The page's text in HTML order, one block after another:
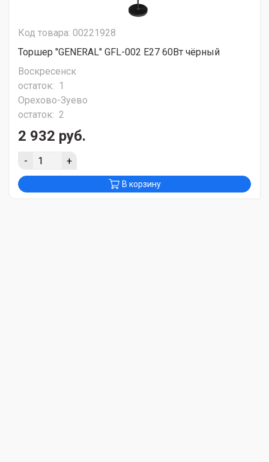
Код товара: 00221928
Торшер "GENERAL" GFL-002 Е27 60Вт чёрный
Воскресенск
остаток: 1
Орехово-Зуево
остаток: 2
2 932 руб.
- +
В корзину